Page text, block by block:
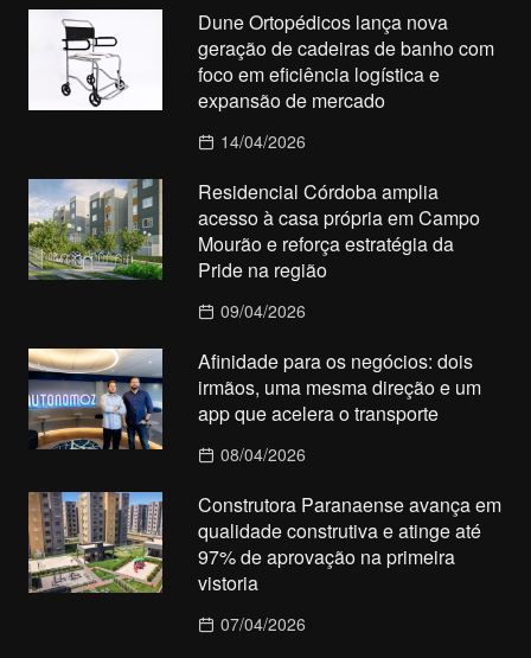
Dune Ortopédicos lança nova
geração de cadeiras de banho com
foco em eficiência logística e
expansão de mercado
14/04/2026
Residencial Córdoba amplia
acesso à casa própria em Campo
Mourão e reforça estratégia da
Pride na região
09/04/2026
Afinidade para os negócios: dois
irmãos, uma mesma direção e um
app que acelera o transporte
08/04/2026
Construtora Paranaense avança em
qualidade construtiva e atinge até
97% de aprovação na primeira
vistoria
07/04/2026